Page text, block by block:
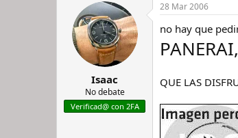
Isaac
No debate
Verificad@ con 2FA
28 Mar 2006
no hay que pedir
QUE LAS